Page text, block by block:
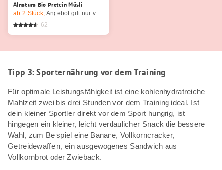
Alnatura Bio Protein Müsli
ab 2 Stück, Angebot gilt nur vom 6.8. bis 12.8.2026, solange Vorrat.
62
Tipp 3: Sporternährung vor dem Training
Für optimale Leistungsfähigkeit ist eine kohlenhydratreiche
Mahlzeit zwei bis drei Stunden vor dem Training ideal. Ist
dein kleiner Sportler direkt vor dem Sport hungrig, ist
hingegen ein kleiner, leicht verdaulicher Snack die bessere
Wahl, zum Beispiel eine Banane, Vollkorncracker,
Getreidewaffeln, ein ausgewogenes Sandwich aus
Vollkornbrot oder Zwieback.